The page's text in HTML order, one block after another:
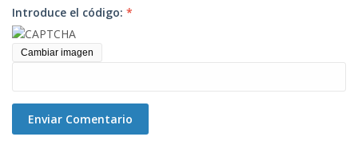
Introduce el código: *
Cambiar imagen
Enviar Comentario